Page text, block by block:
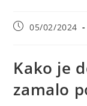
Post05/02/2024
Kako je
zamalo